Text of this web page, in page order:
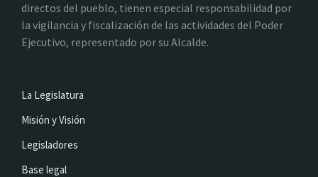
directos del pueblo, tienen especial responsabilidad por
la vigilancia y fiscalización de las actividades del Poder
Ejecutivo, representado por su Alcalde.
La Legislatura
Misión y Visión
Legisladores
Base legal